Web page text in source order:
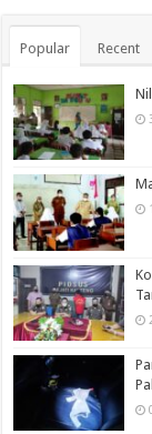
Popular Recent